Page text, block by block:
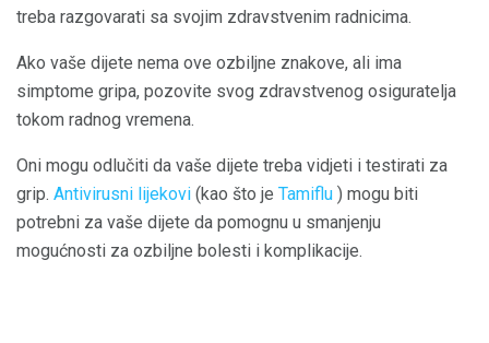
treba razgovarati sa svojim zdravstvenim radnicima.
Ako vaše dijete nema ove ozbiljne znakove, ali ima
simptome gripa, pozovite svog zdravstvenog osiguratelja
tokom radnog vremena.
Oni mogu odlučiti da vaše dijete treba vidjeti i testirati za
grip. Antivirusni lijekovi (kao što je Tamiflu ) mogu biti
potrebni za vaše dijete da pomognu u smanjenju
mogućnosti za ozbiljne bolesti i komplikacije.